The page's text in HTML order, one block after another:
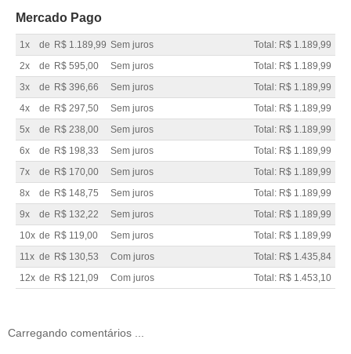
Mercado Pago
1x de R$ 1.189,99 Sem juros
Total: R$ 1.189,99
2x
de R$ 595,00 Sem juros
Total: R$ 1.189,99
3x
de R$ 396,66 Sem juros
Total: R$ 1.189,99
4x
de R$ 297,50 Sem juros
Total: R$ 1.189,99
5x
de R$ 238,00 Sem juros
Total: R$ 1.189,99
6x
de R$ 198,33 Sem juros
Total: R$ 1.189,99
7x
de R$ 170,00 Sem juros
Total: R$ 1.189,99
8x
de R$ 148,75 Sem juros
Total: R$ 1.189,99
9x
de R$ 132,22 Sem juros
Total: R$ 1.189,99
10x de R$ 119,00 Sem juros
Total: R$ 1.189,99
11x de R$ 130,53 Com juros
Total: R$ 1.435,84
12x de R$ 121,09 Com juros Total: R$ 1.453,10
Carregando comentários ...